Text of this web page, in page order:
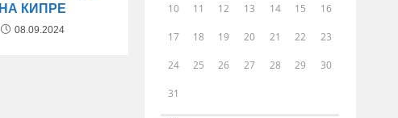
НА КИПРЕ
08.09.2024
10 11 12 13 14 15 16
17 18 19 20 21 22 23
24 25 26 27 28 29 30
31